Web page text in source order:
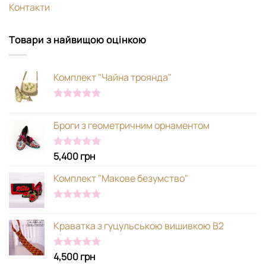
Контакти
Товари з найвищою оцінкою
Комплект "Чайна троянда"
Броги з геометричним орнаментом
Оцінено в
з 5
5,400грн
Комплект "Макове безумство"
Краватка з гуцульською вишивкою В2
Оцінено в
з 5
4,500грн